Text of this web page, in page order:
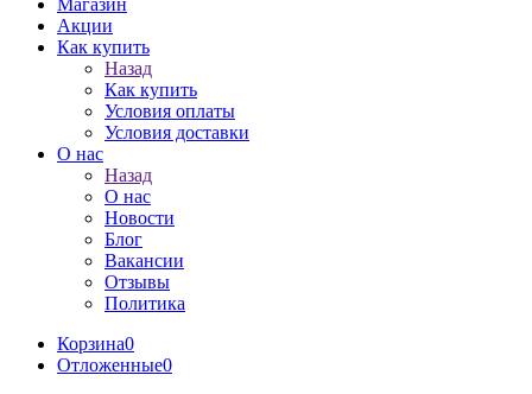
Магазин
Акции
Как купить
Назад
Как купить
Условия оплаты
Условия доставки
О нас
Назад
О нас
Новости
Блог
Вакансии
Отзывы
Политика
Корзина0
Отложенные0